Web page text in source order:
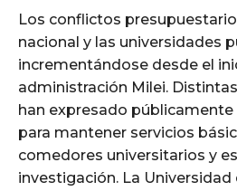
Los conflictos
nacional y las universidades
incrementándose desde el
administración Milei.
han expresado
para mantener servicios
comedores universitarios y
investigación. La Universidad